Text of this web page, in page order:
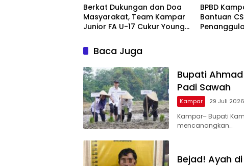
Berkat Dukungan dan Doa
Masyarakat, Team Kampar
Junior FA U-17 Cukur Young
Soeratin
BPBD
Bantuan
Baca Juga
Bupati
Padi Sawah
Kampar 29 Juli 2026
Kampar– Bupati
mencanangkan…
Bejad! Ayah